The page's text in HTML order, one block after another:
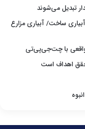
تبدیل می‌شوند
ساخت/ آبیاری مزارع
واقعی با چت‌جی‌پی‌تی
اهداف است